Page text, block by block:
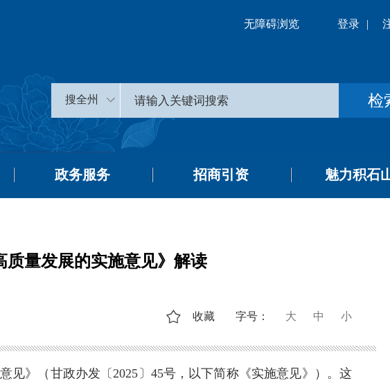
无障碍浏览 登录 |
搜全州
政务服务 招商引资 魅力积石
质量发展的实施意见》解读
字号： 大 中 小
收藏
见》（甘政办发〔2025〕45号，以下简称《实施意见》）。这